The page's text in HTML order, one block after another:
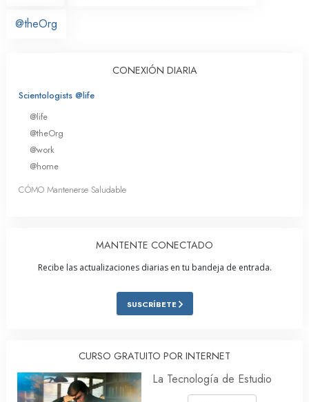
@theOrg
CONEXIÓN DIARIA
Scientologists @life
@life
@theOrg
@work
@home
CÓMO Mantenerse Saludable
MANTENTE CONECTADO
Recibe las actualizaciones diarias en tu bandeja de entrada.
SUSCRÍBETE
CURSO GRATUITO POR INTERNET
La Tecnología de Estudio